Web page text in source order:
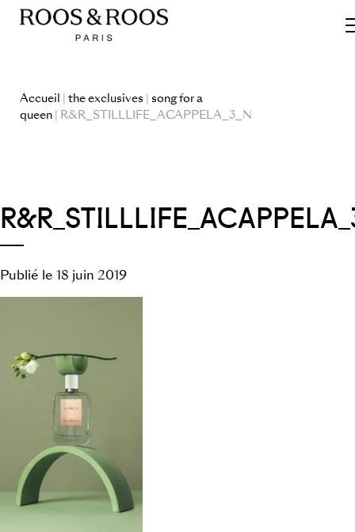
Accueil | the exclusives | song for a
queen | R&R_STILLLIFE_ACAPPELA_3_N
Publié le 18 juin 2019